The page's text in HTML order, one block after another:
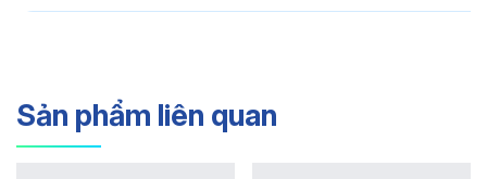
Sản phẩm liên quan